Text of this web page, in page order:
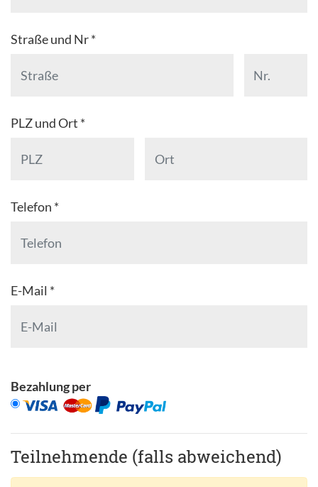
Straße und Nr *
PLZ und Ort *
Telefon *
E-Mail *
Bezahlung per
Teilnehmende (falls abweichend)